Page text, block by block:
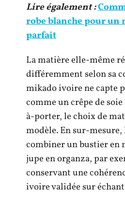
Lire également :
robe blanche pour un
parfait
La matière elle-même
différemment selon sa
mikado ivoire ne capte
comme un crêpe de
à-porter, le choix de
modèle. En sur-
combiner un bustier en
jupe en organza, par
conservant une
ivoire validée sur